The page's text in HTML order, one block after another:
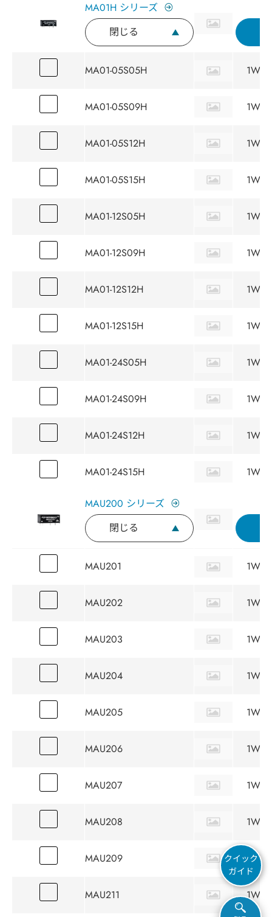
クイック
ガイド
MA01H シリーズ
閉じる
MA01-05S05H 1W
MA01-05S09H 1W
MA01-05S12H 1W
MA01-05S15H 1W
MA01-12S05H 1W
MA01-12S09H 1W
MA01-12S12H 1W
MA01-12S15H 1W
MA01-24S05H 1W
MA01-24S09H 1W
MA01-24S12H 1W
MA01-24S15H 1W
MAU200 シリーズ
閉じる
MAU201 1W
MAU202 1W
MAU203 1W
MAU204 1W
MAU205 1W
MAU206 1W
MAU207 1W
MAU208 1W
MAU209 1W
MAU211 1W